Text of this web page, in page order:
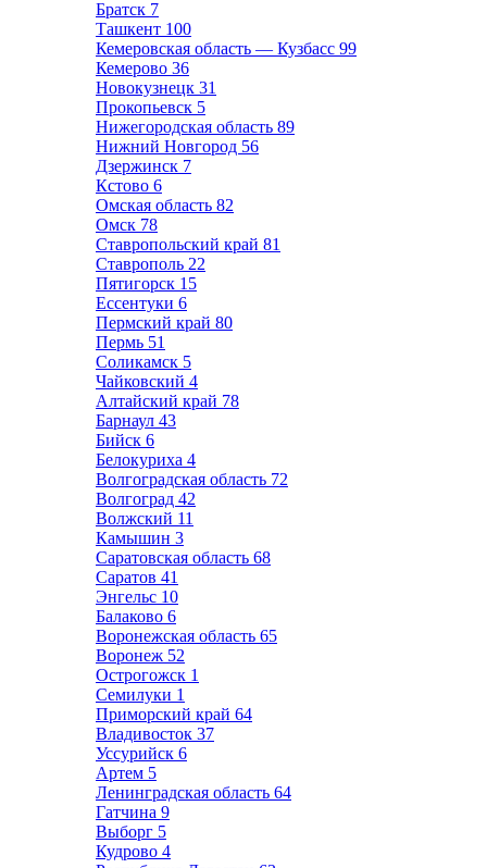
Братск 7
Ташкент 100
Кемеровская область — Кузбасс 99
Кемерово 36
Новокузнецк 31
Прокопьевск 5
Нижегородская область 89
Нижний Новгород 56
Дзержинск 7
Кстово 6
Омская область 82
Омск 78
Ставропольский край 81
Ставрополь 22
Пятигорск 15
Ессентуки 6
Пермский край 80
Пермь 51
Соликамск 5
Чайковский 4
Алтайский край 78
Барнаул 43
Бийск 6
Белокуриха 4
Волгоградская область 72
Волгоград 42
Волжский 11
Камышин 3
Саратовская область 68
Саратов 41
Энгельс 10
Балаково 6
Воронежская область 65
Воронеж 52
Острогожск 1
Семилуки 1
Приморский край 64
Владивосток 37
Уссурийск 6
Артем 5
Ленинградская область 64
Гатчина 9
Выборг 5
Кудрово 4